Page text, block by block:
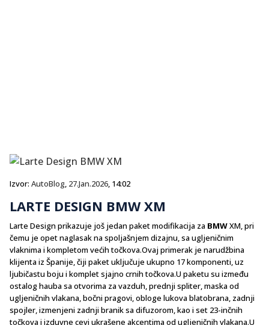
Izvor: AutoBlog, 27.Jan.2026, 14:02
LARTE DESIGN BMW XM
Larte Design prikazuje još jedan paket modifikacija za BMWXM, pri
čemu je opet naglasak na spoljašnjem dizajnu, sa ugljeničnim
vlaknima i kompletom većih točkova.Ovaj primerak je narudžbina
klijenta iz Španije, čiji paket uključuje ukupno 17 komponenti, uz
ljubičastu boju i komplet sjajno crnih točkova.U paketu su između
ostalog hauba sa otvorima za vazduh, prednji spliter, maska od
ugljeničnih vlakana, bočni pragovi, obloge lukova blatobrana, zadnji
spojler, izmenjeni zadnji branik sa difuzorom, kao i set 23-inčnih
točkova i izduvne cevi ukrašene akcentima od ugljeničnih vlakana.U